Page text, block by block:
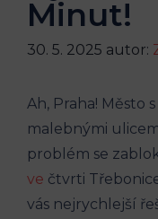
Minut!
30. 5. 2025 autor:
Ah, Praha! Město
malebnými
problém se
ve čtvrti
vás nejrychlejší